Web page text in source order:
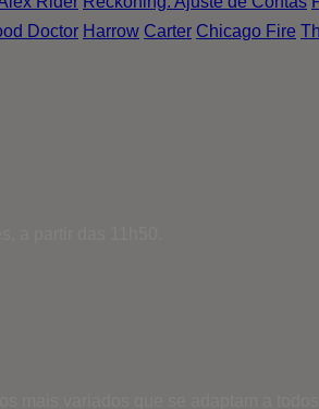
Doctor Harrow Carter Chicago Fire